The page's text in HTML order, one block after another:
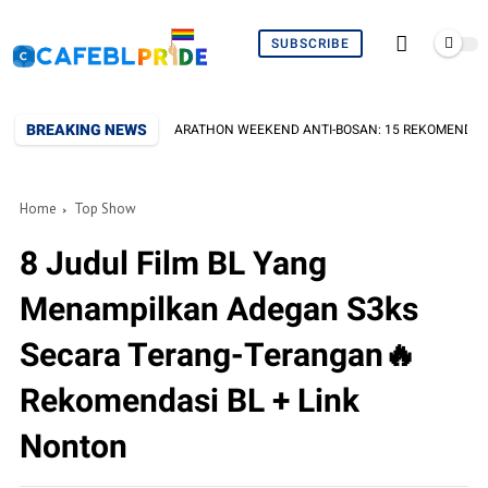
SUBSCRIBE
BREAKING NEWS
MARATHON WEEKEND ANTI-BOSAN: 15 REKOMENDASI BL SERIES
Home Top Show
8 Judul Film BL Yang
Menampilkan Adegan S3ks
Secara Terang-Terangan🔥
Rekomendasi BL + Link
Nonton